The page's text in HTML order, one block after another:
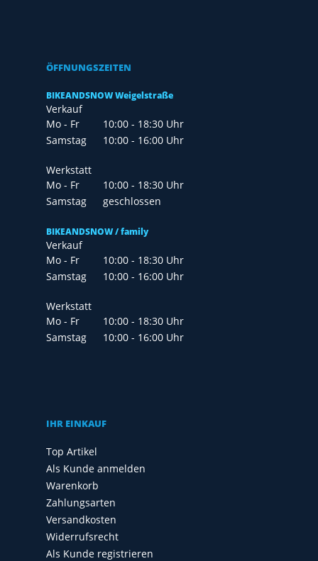
ÖFFNUNGSZEITEN
BIKEANDSNOW Weigelstraße
Verkauf
Mo - Fr
10:00 - 18:30 Uhr
Samstag
10:00 - 16:00 Uhr
Werkstatt
Mo - Fr
10:00 - 18:30 Uhr
Samstag
geschlossen
BIKEANDSNOW / family
Verkauf
Mo - Fr
10:00 - 18:30 Uhr
Samstag
10:00 - 16:00 Uhr
Werkstatt
Mo - Fr
10:00 - 18:30 Uhr
Samstag
10:00 - 16:00 Uhr
IHR EINKAUF
Top Artikel
Als Kunde anmelden
Warenkorb
Zahlungsarten
Versandkosten
Widerrufsrecht
Als Kunde registrieren